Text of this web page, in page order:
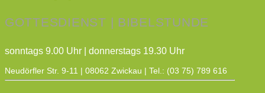
GOTTESDIENST | BIBELSTUNDE
sonntags 9.00 Uhr | donnerstags 19.30 Uhr
Neudörfler Str. 9-11 | 08062 Zwickau | Tel.: (03 75) 789 616